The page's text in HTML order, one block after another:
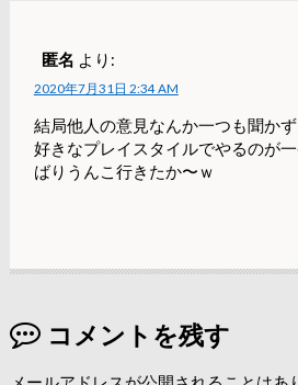
匿名 より:
2020年7月31日 2:34 AM
結局他人の意見なんか一つも聞かず
好きなプレイスタイルでやるのが
ばりうんこ行きたか〜ｗ
コメントを残す